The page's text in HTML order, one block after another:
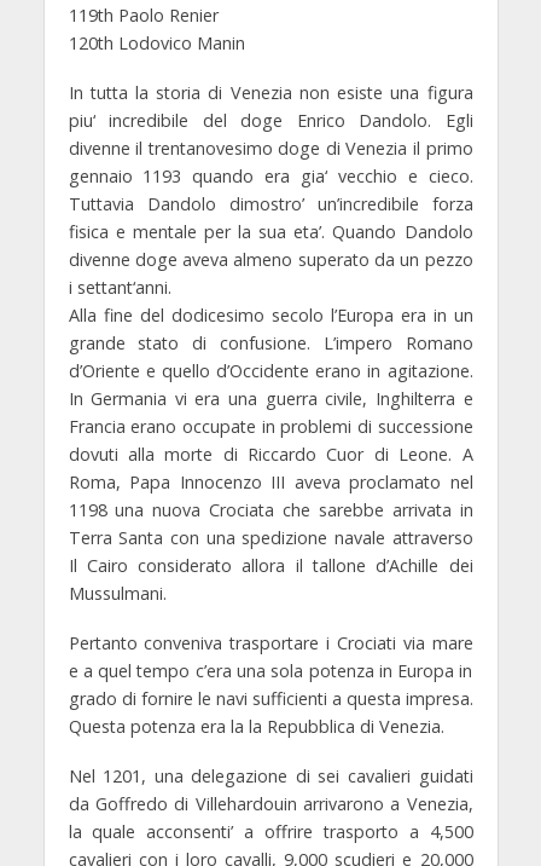
119th Paolo Renier
120th Lodovico Manin
In tutta la storia di Venezia non esiste una figura
piu‘ incredibile del doge Enrico Dandolo. Egli
divenne il trentanovesimo doge di Venezia il primo
gennaio 1193 quando era gia‘ vecchio e cieco.
Tuttavia Dandolo dimostro’ un’incredibile forza
fisica e mentale per la sua eta’. Quando Dandolo
divenne doge aveva almeno superato da un pezzo
i settant‘anni.
Alla fine del dodicesimo secolo l’Europa era in un
grande stato di confusione. L’impero Romano
d’Oriente e quello d’Occidente erano in agitazione.
In Germania vi era una guerra civile, Inghilterra e
Francia erano occupate in problemi di successione
dovuti alla morte di Riccardo Cuor di Leone. A
Roma, Papa Innocenzo III aveva proclamato nel
1198 una nuova Crociata che sarebbe arrivata in
Terra Santa con una spedizione navale attraverso
Il Cairo considerato allora il tallone d’Achille dei
Mussulmani.
Pertanto conveniva trasportare i Crociati via mare
e a quel tempo c’era una sola potenza in Europa in
grado di fornire le navi sufficienti a questa impresa.
Questa potenza era la la Repubblica di Venezia.
Nel 1201, una delegazione di sei cavalieri guidati
da Goffredo di Villehardouin arrivarono a Venezia,
la quale acconsenti’ a offrire trasporto a 4,500
cavalieri con i loro cavalli, 9,000 scudieri e 20,000